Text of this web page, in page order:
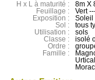
H x L à maturité :
Feuillage :
Exposition :
Sol :
Utilisation :
Classe :
Ordre :
Famille :
8m X
Vert
Soleil
tous
sols
isolé